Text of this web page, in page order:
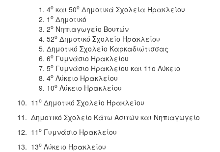
4ο και 50ο Δημοτικά Σχολεία Ηρακλείου
1 ο Δημοτικό
2ο Νηπιαγωγείο Βουτών
52ο Δημοτικό Σχολείο Ηρακλείου
Δημοτικό Σχολείο Καρκαδιώτισσας
6ο Γυμνάσιο Ηρακλείου
5ο Γυμνάσιο Ηρακλείου και 11ο Λύκειο
4ο Λύκειο Ηρακλείου
10ο Λύκειο Ηρακλείου
10. 11 ο Δημοτικό Σχολείο Ηρακλείου
11. Δημοτικό Σχολείο Κάτω Ασιτών και Νηπιαγωγείο
12. 11 ο Γυμνάσιο Ηρακλείου
13. 13ο Λύκειο Ηρακλείου